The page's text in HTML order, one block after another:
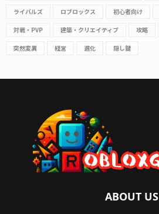
ライバルズ ロブロックス 初心者向け
対戦・PVP 建築・クリエイティブ 攻略
突然変異 経営 進化 隠し鍵
ABOUT US